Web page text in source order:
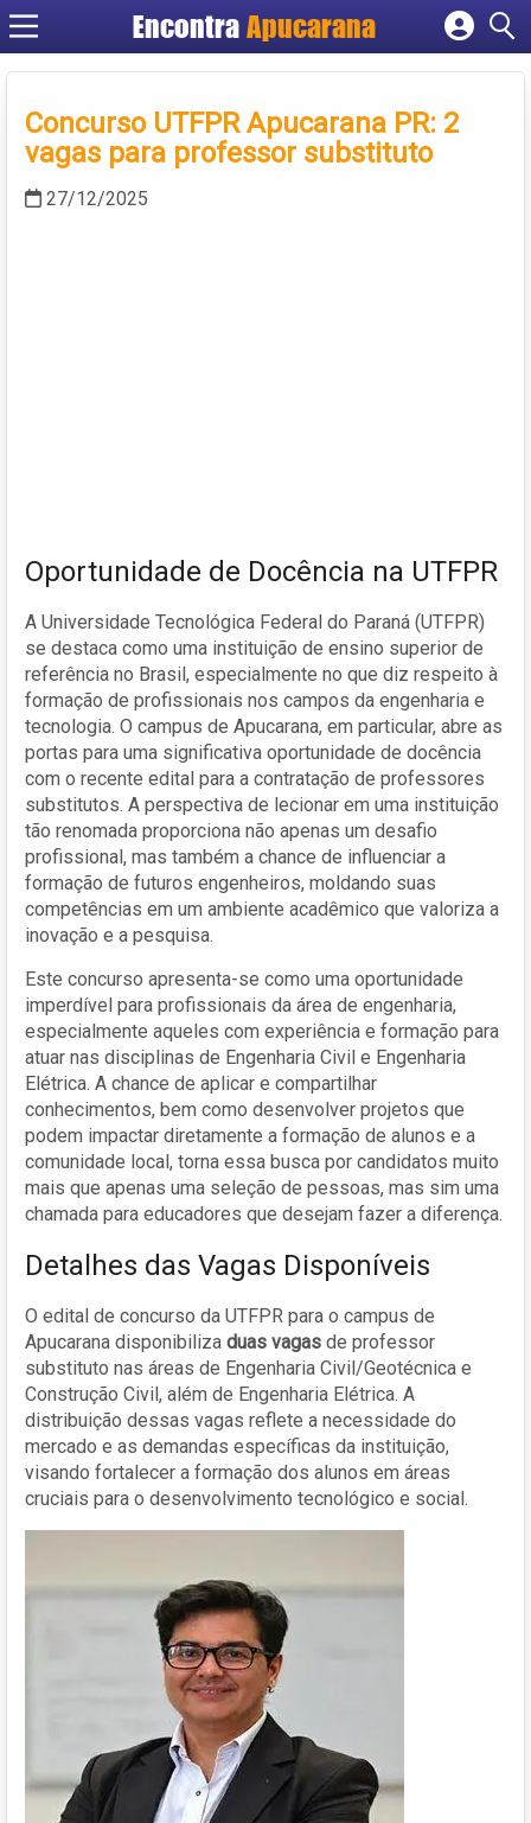
Encontra Apucarana
Cadastrar empresa
Criar conta
Concurso UTFPR Apucarana PR: 2
vagas para professor substituto
27/12/2025
Oportunidade de Docência na UTFPR
A Universidade Tecnológica Federal do Paraná (UTFPR)
se destaca como uma instituição de ensino superior de
referência no Brasil, especialmente no que diz respeito à
formação de profissionais nos campos da engenharia e
tecnologia. O campus de Apucarana, em particular, abre as
portas para uma significativa oportunidade de docência
com o recente edital para a contratação de professores
substitutos. A perspectiva de lecionar em uma instituição
tão renomada proporciona não apenas um desafio
profissional, mas também a chance de influenciar a
formação de futuros engenheiros, moldando suas
competências em um ambiente acadêmico que valoriza a
inovação e a pesquisa.
Este concurso apresenta-se como uma oportunidade
imperdível para profissionais da área de engenharia,
especialmente aqueles com experiência e formação para
atuar nas disciplinas de Engenharia Civil e Engenharia
Elétrica. A chance de aplicar e compartilhar
conhecimentos, bem como desenvolver projetos que
podem impactar diretamente a formação de alunos e a
comunidade local, torna essa busca por candidatos muito
mais que apenas uma seleção de pessoas, mas sim uma
chamada para educadores que desejam fazer a diferença.
Detalhes das Vagas Disponíveis
O edital de concurso da UTFPR para o campus de
Apucarana disponibiliza duas vagas de professor
substituto nas áreas de Engenharia Civil/Geotécnica e
Construção Civil, além de Engenharia Elétrica. A
distribuição dessas vagas reflete a necessidade do
mercado e as demandas específicas da instituição,
visando fortalecer a formação dos alunos em áreas
cruciais para o desenvolvimento tecnológico e social.